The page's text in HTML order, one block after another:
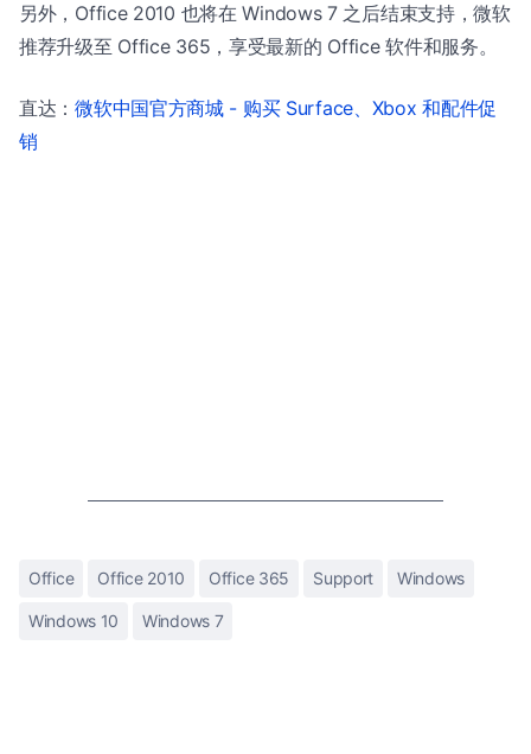
另外，Office 2010 也将在 Windows 7 之后结束支持，微软
推荐升级至 Office 365，享受最新的 Office 软件和服务。
直达：微软中国官方商城 - 购买 Surface、Xbox 和配件促
销
Office Office 2010 Office 365 Support Windows
Windows 10 Windows 7